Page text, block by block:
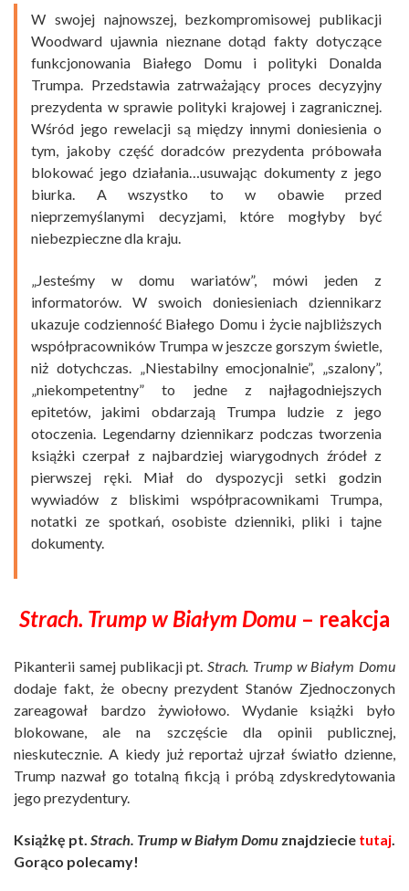
W swojej najnowszej, bezkompromisowej publikacji
Woodward ujawnia nieznane dotąd fakty dotyczące
funkcjonowania Białego Domu i polityki Donalda
Trumpa. Przedstawia zatrważający proces decyzyjny
prezydenta w sprawie polityki krajowej i zagranicznej.
Wśród jego rewelacji są między innymi doniesienia o
tym, jakoby część doradców prezydenta próbowała
blokować jego działania…usuwając dokumenty z jego
biurka. A wszystko to w obawie przed
nieprzemyślanymi decyzjami, które mogłyby być
niebezpieczne dla kraju.
„Jesteśmy w domu wariatów”, mówi jeden z
informatorów. W swoich doniesieniach dziennikarz
ukazuje codzienność Białego Domu i życie najbliższych
współpracowników Trumpa w jeszcze gorszym świetle,
niż dotychczas. „Niestabilny emocjonalnie”, „szalony”,
„niekompetentny” to jedne z najłagodniejszych
epitetów, jakimi obdarzają Trumpa ludzie z jego
otoczenia. Legendarny dziennikarz podczas tworzenia
książki czerpał z najbardziej wiarygodnych źródeł z
pierwszej ręki. Miał do dyspozycji setki godzin
wywiadów z bliskimi współpracownikami Trumpa,
notatki ze spotkań, osobiste dzienniki, pliki i tajne
dokumenty.
Strach. Trump w Białym Domu – reakcja
Pikanterii samej publikacji pt. Strach. Trump w Białym Domu
dodaje fakt, że obecny prezydent Stanów Zjednoczonych
zareagował bardzo żywiołowo. Wydanie książki było
blokowane, ale na szczęście dla opinii publicznej,
nieskutecznie. A kiedy już reportaż ujrzał światło dzienne,
Trump nazwał go totalną fikcją i próbą zdyskredytowania
jego prezydentury.
Książkę pt.Strach. Trump w Białym Domuznajdziecie tutaj.
Gorąco polecamy!